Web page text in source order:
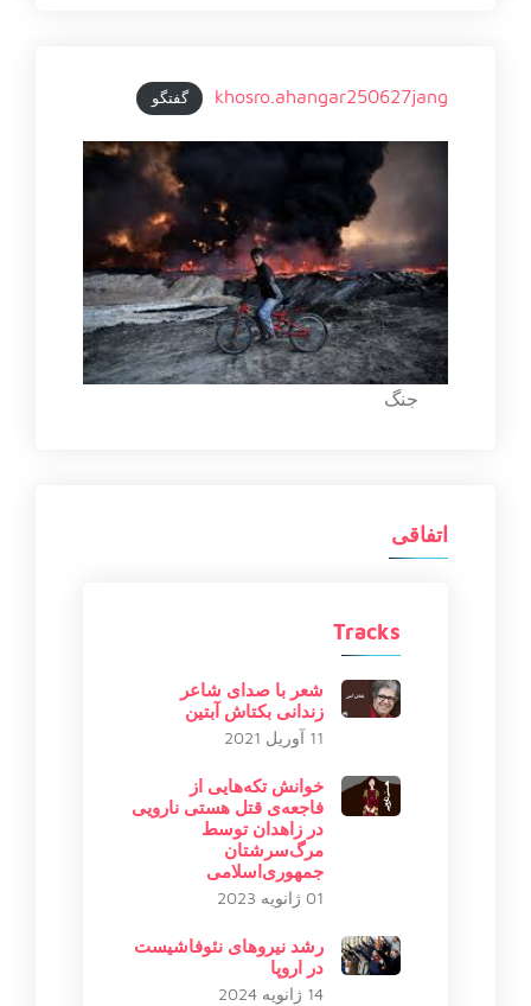
khosro.ahangar250627jang گفتگو
جنگ
اتفاقی
Tracks
شعر با صدای شاعر
زندانی بکتاش آبتین
11 آوریل 2021
خوانش تکه‌هایی از
فاجعه‌ی قتل هستی‌ نارویی
در زاهدان توسط
مرگ‌سرشتان
جمهوری‌اسلامی
01 ژانویه 2023
رشد نیروهای نئوفاشیست
در اروپا
14 ژانویه 2024